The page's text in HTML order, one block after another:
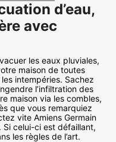
d’eau,
avec
les eaux pluviales,
maison de toutes
intempéries. Sachez
l’infiltration des
maison via les combles,
que vous remarquiez
vite Amiens Germain
Si celui-ci est défaillant,
les règles de l’art.